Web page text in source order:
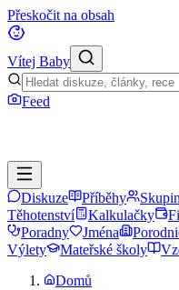
Přeskočit na obsah
Vítej Baby
Feed
Diskuze Příběhy
Těhotenství
Kalkulačky
Poradny
Jména
Výlety
Mateřské školy
Domů